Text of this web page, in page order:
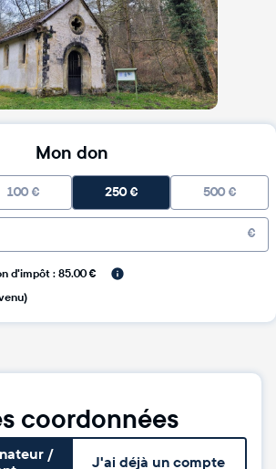
Mon don
100 € 250€ 500 €
€
d'impôt : 85.00 €
coordonnées
/
J'ai déjà un compte